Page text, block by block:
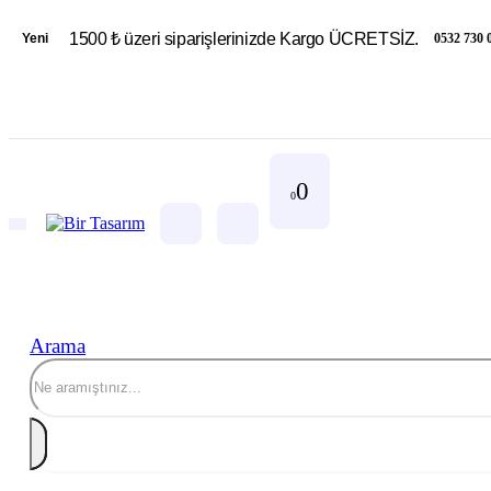
Yeni 1500 ₺ üzeri siparişlerinizde Kargo ÜCRETSİZ. 0532 730
00
Arama